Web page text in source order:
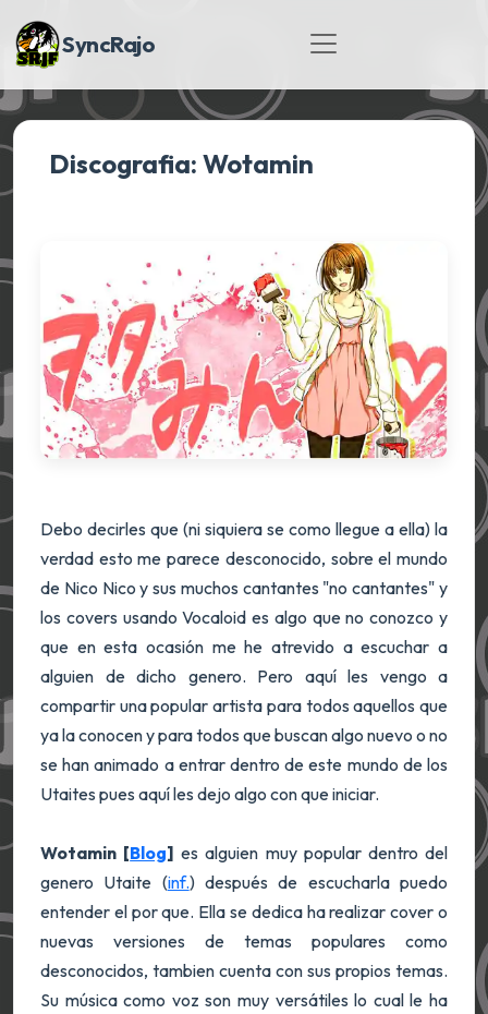
SyncRajo
Discografia: Wotamin
Debo decirles que (ni siquiera se como llegue a ella) la
verdad esto me parece desconocido, sobre el mundo
de Nico Nico y sus muchos cantantes "no cantantes" y
los covers usando Vocaloid es algo que no conozco y
que en esta ocasión me he atrevido a escuchar a
alguien de dicho genero. Pero aquí les vengo a
compartir una popular artista para todos aquellos que
ya la conocen y para todos que buscan algo nuevo o no
se han animado a entrar dentro de este mundo de los
Utaites pues aquí les dejo algo con que iniciar.
Wotamin [Blog] es alguien muy popular dentro del
genero Utaite (inf.) después de escucharla puedo
entender el por que. Ella se dedica ha realizar cover o
nuevas versiones de temas populares como
desconocidos, tambien cuenta con sus propios temas.
Su música como voz son muy versátiles lo cual le ha